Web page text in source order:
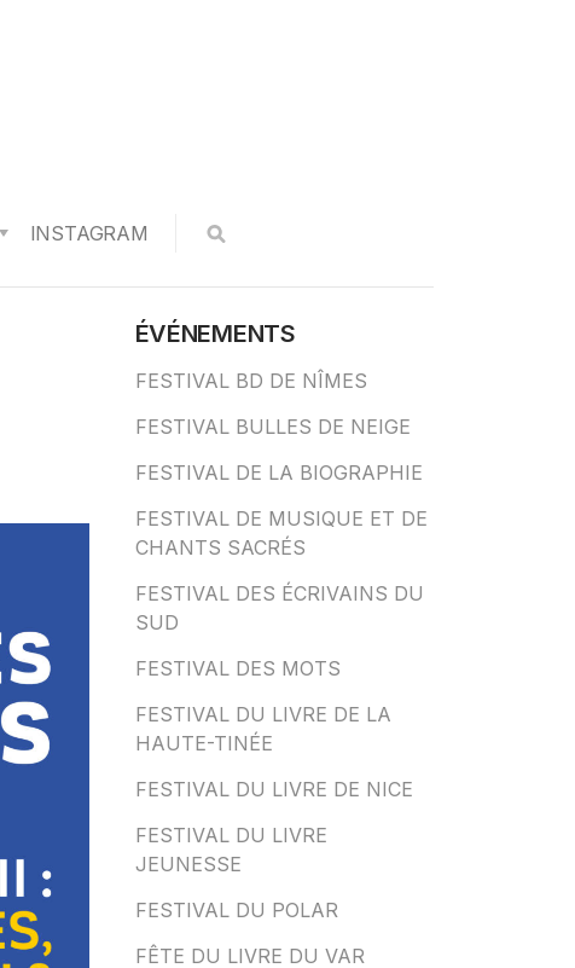
INSTAGRAM
ÉVÉNEMENTS
FESTIVAL BD DE NÎMES
FESTIVAL BULLES DE NEIGE
FESTIVAL DE LA BIOGRAPHIE
FESTIVAL DE MUSIQUE ET DE
CHANTS SACRÉS
FESTIVAL DES ÉCRIVAINS DU
SUD
FESTIVAL DES MOTS
FESTIVAL DU LIVRE DE LA
HAUTE-TINÉE
FESTIVAL DU LIVRE DE NICE
FESTIVAL DU LIVRE
JEUNESSE
FESTIVAL DU POLAR
FÊTE DU LIVRE DU VAR